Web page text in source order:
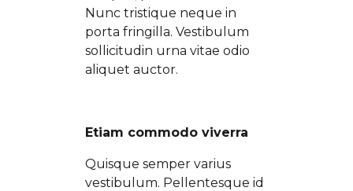
Nunc tristique neque in
porta fringilla. Vestibulum
sollicitudin urna vitae odio
aliquet auctor.
Etiam commodo viverra
Quisque semper varius
vestibulum. Pellentesque id